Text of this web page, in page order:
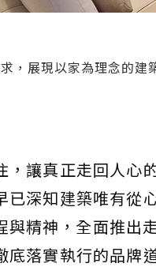
，展現以家為理念的
，讓真正走回人心
已深知建築唯有從
與精神，全面推出
底落實執行的品牌